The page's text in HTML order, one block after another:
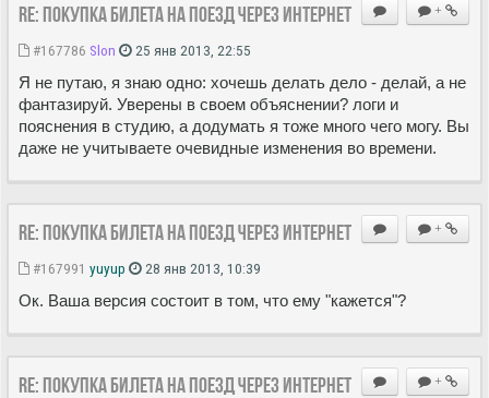
+
Re: Покупка билета на поезд через Интернет
#167786 Slon 25 янв 2013, 22:55
Я не путаю, я знаю одно: хочешь делать дело - делай, а не
фантазируй. Уверены в своем объяснении? логи и
пояснения в студию, а додумать я тоже много чего могу. Вы
даже не учитываете очевидные изменения во времени.
+
Re: Покупка билета на поезд через Интернет
#167991 yuyup 28 янв 2013, 10:39
Ок. Ваша версия состоит в том, что ему "кажется"?
+
Re: Покупка билета на поезд через Интернет